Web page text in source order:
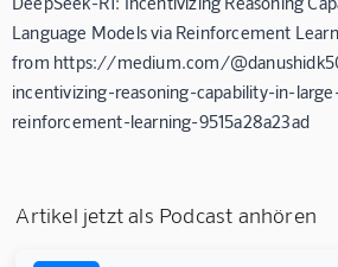
Language Models via Reinforcement
from https://medium.com/
incentivizing-reasoning-capability-in-
reinforcement-learning-9515a28a23ad
Artikel jetzt als Podcast anhören